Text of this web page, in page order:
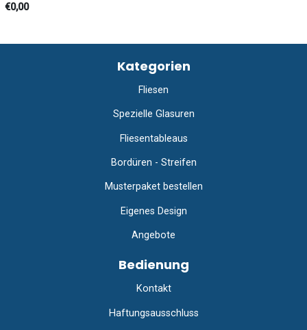
€0,00
Kategorien
Fliesen
Spezielle Glasuren
Fliesentableaus
Bordüren - Streifen
Musterpaket bestellen
Eigenes Design
Angebote
Bedienung
Kontakt
Haftungsausschluss